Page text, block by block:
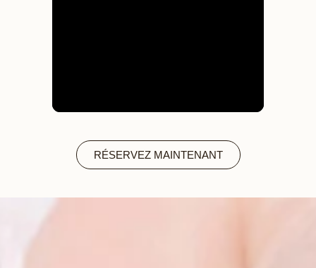
RÉSERVEZ MAINTENANT